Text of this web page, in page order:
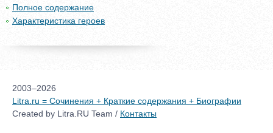
Полное содержание
Характеристика героев
2003–2026
Litra.ru = Сочинения + Краткие содержания + Биографии
Created by Litra.RU Team / Контакты